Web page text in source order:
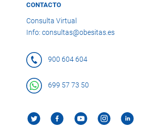
CONTACTO
Consulta Virtual
Info: consultas@obesitas.es
900 604 604
699 57 73 50